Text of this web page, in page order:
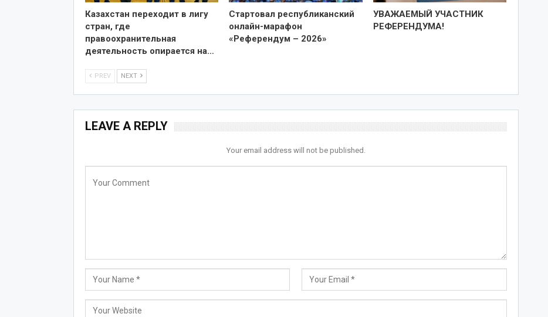
Казахстан переходит в лигу
стран, где
правоохранительная
деятельность опирается на…
Стартовал республиканский
онлайн-марафон
«Референдум – 2026»
УВАЖАЕМЫЙ УЧАСТНИК
РЕФЕРЕНДУМА!
PREV NEXT
LEAVE A REPLY
Your email address will not be published.